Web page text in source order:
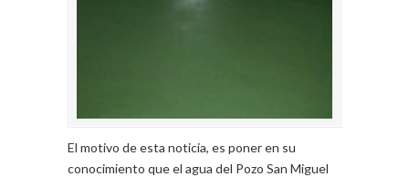
El motivo de esta noticia, es poner en su
conocimiento que el agua del Pozo San Miguel